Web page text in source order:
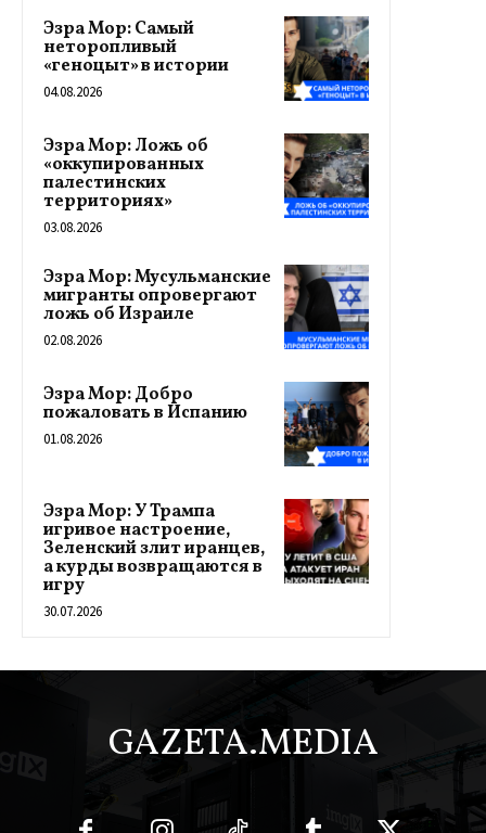
Эзра Мор: Самый
неторопливый
«геноцыт» в истории
04.08.2026
Эзра Мор: Ложь об
«оккупированных
палестинских
территориях»
03.08.2026
Эзра Мор: Мусульманские
мигранты опровергают
ложь об Израиле
02.08.2026
Эзра Мор: Добро
пожаловать в Испанию
01.08.2026
Эзра Мор: У Трампа
игривое настроение,
Зеленский злит иранцев,
а курды возвращаются в
игру
30.07.2026
GAZETA.MEDIA